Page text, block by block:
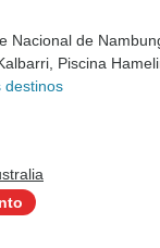
Nacional de
Kalbarri , Piscina
destinos